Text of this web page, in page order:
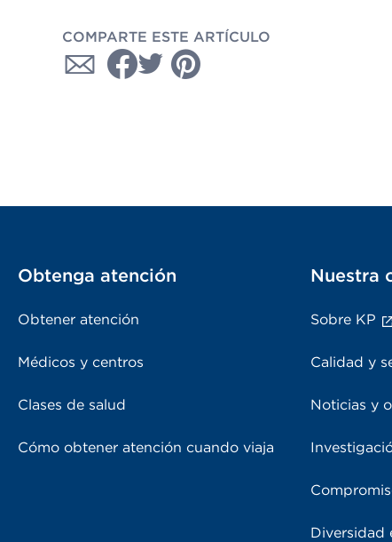
COMPARTE ESTE ARTÍCULO
Obtenga atención
Obtener atención
Médicos y centros
Clases de salud
Cómo obtener atención cuando viaja
Nuestra
Sobre KP
Calidad y
Noticias y
Diversidad